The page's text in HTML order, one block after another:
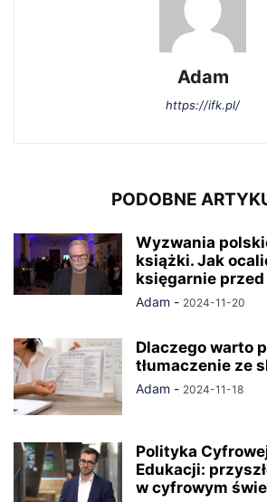
Adam
https://ifk.pl/
PODOBNE
Wyzwania
książki. Jak
księgarnie
Adam - 2024-11-20
Dlaczego warto
tłumaczenie ze
Adam - 2024-11-18
Polityka
Edukacji:
w cyfrowym